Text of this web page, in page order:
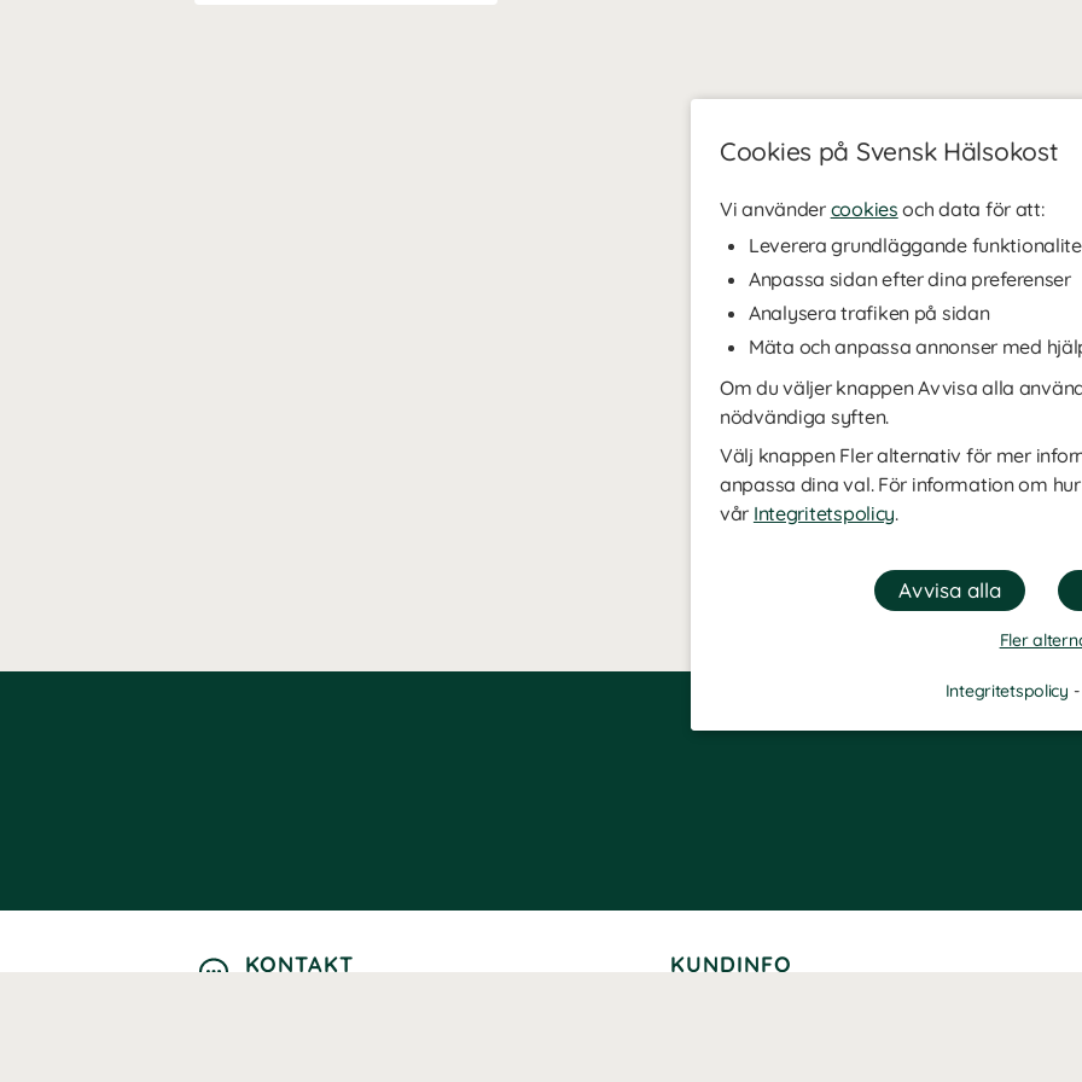
Cookies på Svensk Hälsokost
Vi använder cookies och data för att:
Leverera grundläggande
Anpassa sidan efter dina preferenser
Analysera trafiken på sidan
Mäta och anpassa annonser med
Om du väljer knappen Avvisa alla
nödvändiga syften.
Välj knappen Fler alternativ för mer
anpassa dina val. För information om
vår Integritetspolicy.
Fler
Integritetspolicy
KONTAKT KUNDINFO